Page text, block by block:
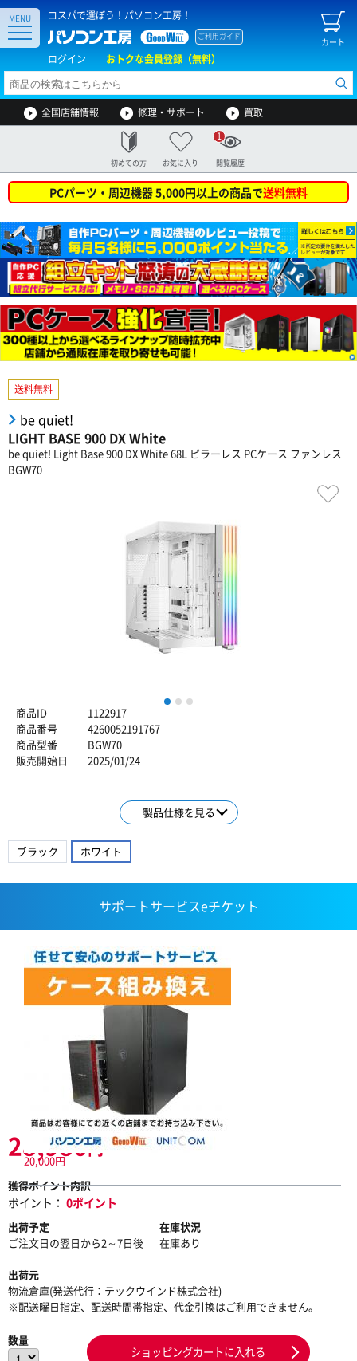
コスパで選ぼう！パソコン工房！
カート
ご利用ガイド
ログイン おトクな会員登録（無料）
MENU
全国店舗情報 修理・サポート 買取
初めての方 お気に入り 閲覧履歴
1
PCパーツ・周辺機器 5,000円以上の商品で送料無料
送料無料
be quiet!
LIGHT BASE 900 DX White
be quiet! Light Base 900 DX White 68L ピラーレス PCケース ファンレス
BGW70
1 2
商品ID
1122917
商品番号
4260052191767
商品型番
BGW70
販売開始日
2025/01/24
製品仕様を見る
ブラック ホワイト
サポートサービスeチケット
20,000円
28,980円
獲得ポイント内訳
ポイント： 0ポイント
出荷予定
ご注文日の翌日から2～7日後
在庫状況
在庫あり
出荷元
物流倉庫(発送代行：テックウインド株式会社)
※配送曜日指定、配送時間帯指定、代金引換はご利用できません。
数量
ショッピングカートに入れる